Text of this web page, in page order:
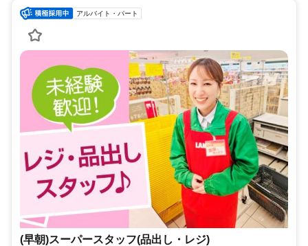
アルバイト・パート
(早朝)スーパースタッフ(品出し・レジ)